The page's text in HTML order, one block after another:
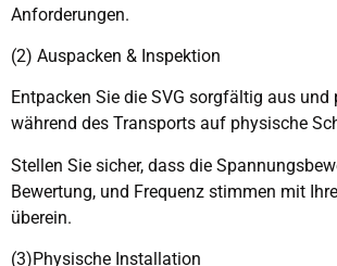
Anforderungen.
(2) Auspacken & Inspektion
Entpacken Sie die SVG sorgfältig aus und
während des Transports auf physische
Stellen Sie sicher, dass die
Bewertung, und Frequenz stimmen mit
überein.
(3)Physische Installation